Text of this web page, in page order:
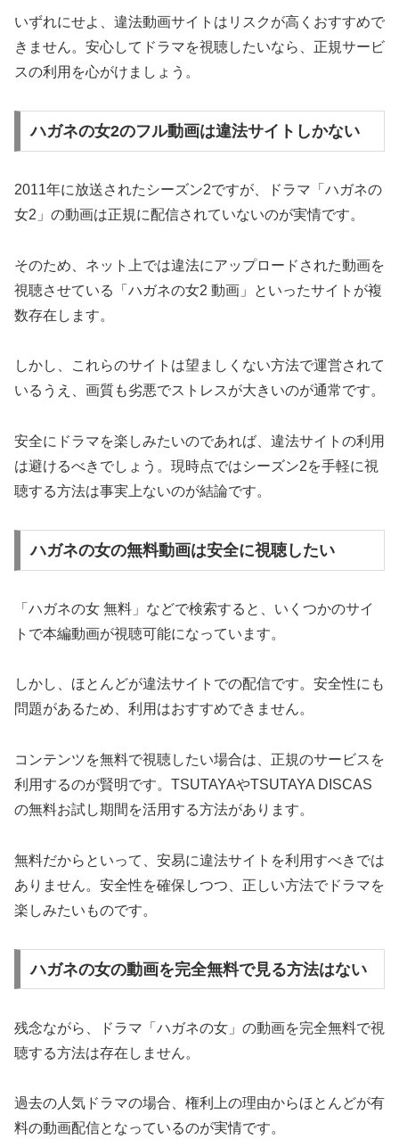
いずれにせよ、違法動画サイトはリスクが高くおすすめで
きません。安心してドラマを視聴したいなら、正規サービ
スの利用を心がけましょう。
ハガネの女2のフル動画は違法サイトしかない
2011年に放送されたシーズン2ですが、ドラマ「ハガネの
女2」の動画は正規に配信されていないのが実情です。
そのため、ネット上では違法にアップロードされた動画を
視聴させている「ハガネの女2 動画」といったサイトが複
数存在します。
しかし、これらのサイトは望ましくない方法で運営されて
いるうえ、画質も劣悪でストレスが大きいのが通常です。
安全にドラマを楽しみたいのであれば、違法サイトの利用
は避けるべきでしょう。現時点ではシーズン2を手軽に視
聴する方法は事実上ないのが結論です。
ハガネの女の無料動画は安全に視聴したい
「ハガネの女 無料」などで検索すると、いくつかのサイ
トで本編動画が視聴可能になっています。
しかし、ほとんどが違法サイトでの配信です。安全性にも
問題があるため、利用はおすすめできません。
コンテンツを無料で視聴したい場合は、正規のサービスを
利用するのが賢明です。TSUTAYAやTSUTAYA DISCAS
の無料お試し期間を活用する方法があります。
無料だからといって、安易に違法サイトを利用すべきでは
ありません。安全性を確保しつつ、正しい方法でドラマを
楽しみたいものです。
ハガネの女の動画を完全無料で見る方法はない
残念ながら、ドラマ「ハガネの女」の動画を完全無料で視
聴する方法は存在しません。
過去の人気ドラマの場合、権利上の理由からほとんどが有
料の動画配信となっているのが実情です。